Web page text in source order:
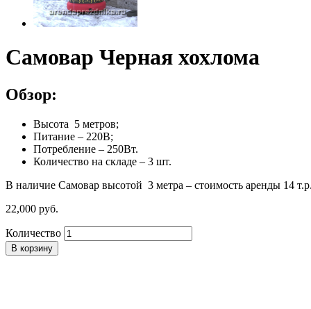
Самовар Черная хохлома
Обзор:
Высота 5 метров;
Питание – 220В;
Потребление – 250Вт.
Количество на складе – 3 шт.
В наличие Самовар высотой 3 метра – стоимость аренды 14
22,000 руб.
Количество
В корзину